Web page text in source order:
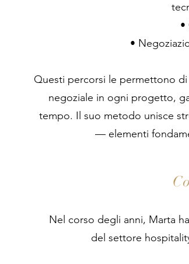
•
•
Questi percorsi le permettono
negoziale in ogni progetto,
tempo. Il suo metodo unisce
— elementi
Nel corso degli anni, Marta
del settore